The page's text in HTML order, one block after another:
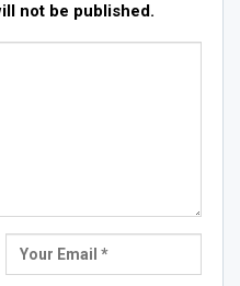
not be published.